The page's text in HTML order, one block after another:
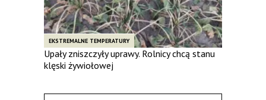
EKSTREMALNE TEMPERATURY
Upały zniszczyły uprawy. Rolnicy chcą stanu
klęski żywiołowej